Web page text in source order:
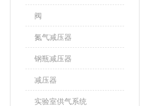
阀
氮气减压器
钢瓶减压器
减压器
实验室供气系统